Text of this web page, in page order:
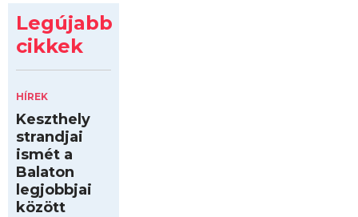
Legújabb
cikkek
HÍREK
Keszthely
strandjai
ismét a
Balaton
legjobbjai
között